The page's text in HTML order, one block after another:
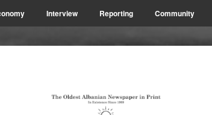
Interview Reporting Community